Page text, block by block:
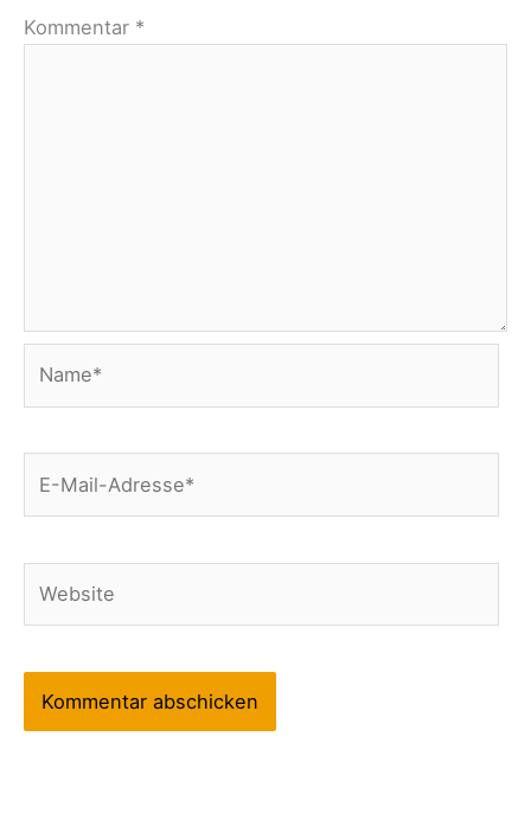
Kommentar *
Mail-